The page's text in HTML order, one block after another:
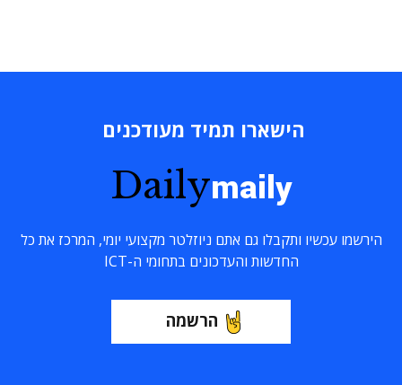
הישארו תמיד מעודכנים
Dailymaily
הירשמו עכשיו ותקבלו גם אתם ניוזלטר מקצועי יומי, המרכז את כל
החדשות והעדכונים בתחומי ה-ICT
הרשמה